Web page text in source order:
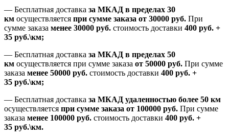
— Бесплатная доставка за МКАД в пределах 30
км осуществляется при сумме заказа от 30000 руб. При
сумме заказа менее 30000 руб. стоимость доставки 400 руб. +
35 руб.\км;
— Бесплатная доставка за МКАД в пределах 50
км осуществляется при сумме заказа от 50000 руб. При сумме
заказа менее 50000 руб. стоимость доставки 400 руб. +
35 руб.\км;
— Бесплатная доставка за МКАД удаленностью более 50 км
осуществляется при сумме заказа от 100000 руб. При сумме
заказа менее 100000 руб. стоимость доставки 400 руб. +
35 руб.\км.